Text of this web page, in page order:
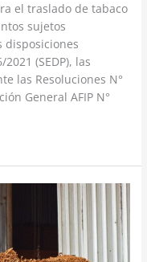
el traslado de tabaco
sujetos
(SEDP), las
las Resoluciones N°
General AFIP N°